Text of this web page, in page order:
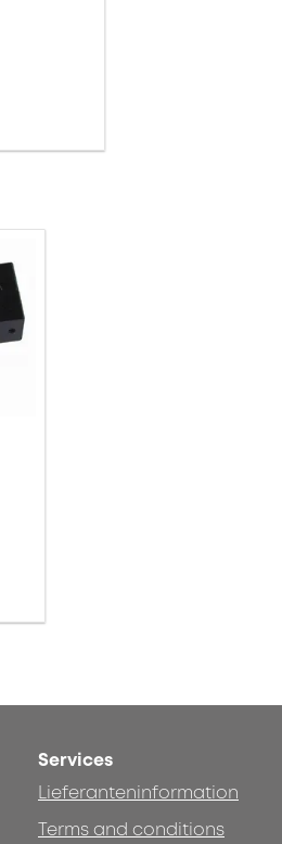
Services
Lieferanteninformation
Terms and conditions